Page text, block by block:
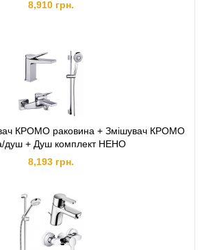
8,910 грн.
КРОМО раковина + Змішувач КРОМО
душ + Душ комплект НЕНО
8,193 грн.